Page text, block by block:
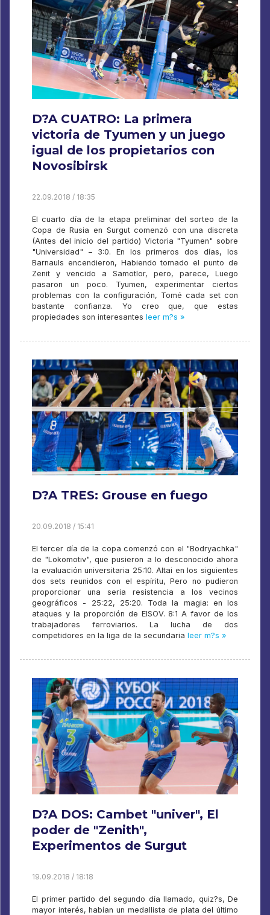
D?A CUATRO: La primera
victoria de Tyumen y un juego
igual de los propietarios con
Novosibirsk
22.09.2018 / 18:35
El cuarto día de la etapa preliminar del sorteo de la
Copa de Rusia en Surgut comenzó con una discreta
(Antes del inicio del partido) Victoria "Tyumen" sobre
"Universidad" – 3:0. En los primeros dos días, los
Barnauls encendieron, Habiendo tomado el punto de
Zenit y vencido a Samotlor, pero, parece, Luego
pasaron un poco. Tyumen, experimentar ciertos
problemas con la configuración, Tomé cada set con
bastante confianza. Yo creo que, que estas
propiedades son interesantes leer m?s »
D?A TRES: Grouse en fuego
20.09.2018 / 15:41
El tercer día de la copa comenzó con el "Bodryachka"
de "Lokomotiv", que pusieron a lo desconocido ahora
la evaluación universitaria 25:10. Altai en los siguientes
dos sets reunidos con el espíritu, Pero no pudieron
proporcionar una seria resistencia a los vecinos
geográficos - 25:22, 25:20. Toda la magia: en los
ataques y la proporción de EISOV. 8:1 A favor de los
trabajadores ferroviarios. La lucha de dos
competidores en la liga de la secundaria leer m?s »
D?A DOS: Cambet "univer", El
poder de "Zenith",
Experimentos de Surgut
19.09.2018 / 18:18
El primer partido del segundo día llamado, quiz?s, De
mayor interés, habían un medallista de plata del último